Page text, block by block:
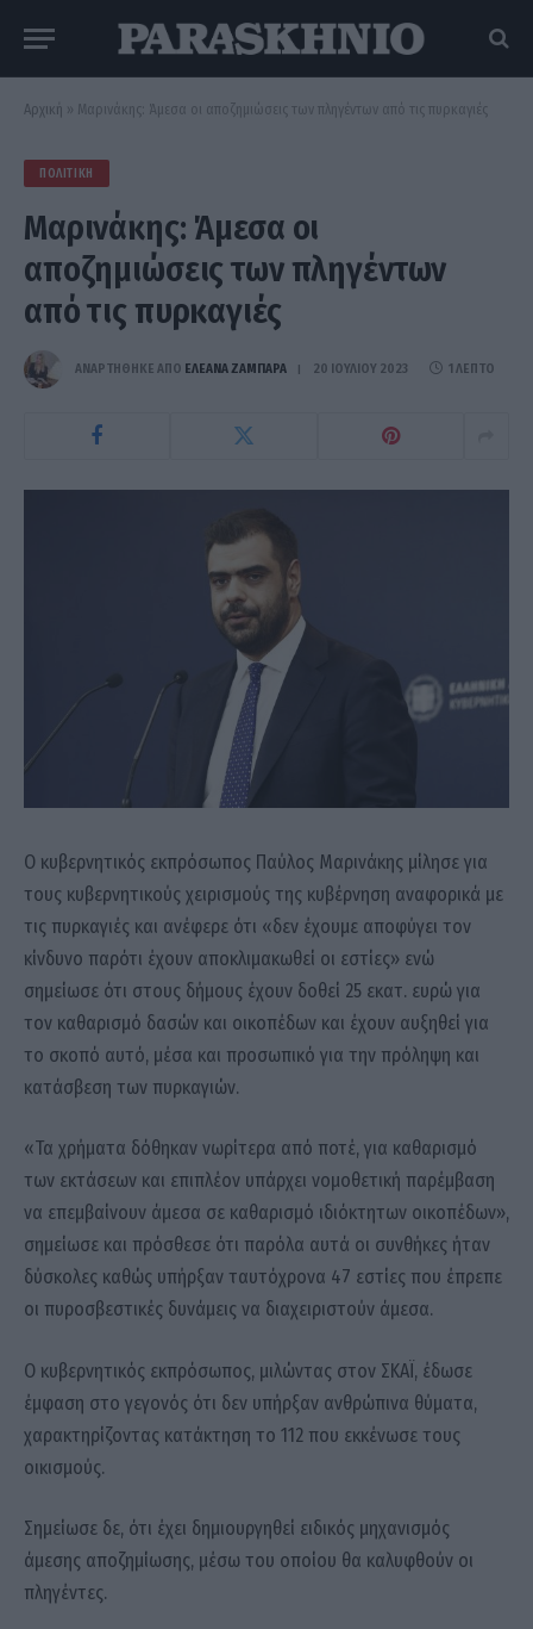
Αρχική » Μαρινάκης: Άμεσα οι αποζημιώσεις των πληγέντων από τις πυρκαγιές
ΠΟΛΙΤΙΚΉ
Μαρινάκης: Άμεσα οι
αποζημιώσεις των πληγέντων
από τις πυρκαγιές
ΑΝΑΡΤΗΘΗΚΕ ΑΠΟ ΕΛΕΑΝΑ ΖΑΜΠΑΡΑ 20 ΙΟΥΛΊΟΥ 2023 1 ΛΕΠΤΌ
Ο κυβερνητικός εκπρόσωπος Παύλος Μαρινάκης μίλησε για
τους κυβερνητικούς χειρισμούς της κυβέρνηση αναφορικά με
τις πυρκαγιές και ανέφερε ότι «δεν έχουμε αποφύγει τον
κίνδυνο παρότι έχουν αποκλιμακωθεί οι εστίες» ενώ
σημείωσε ότι στους δήμους έχουν δοθεί 25 εκατ. ευρώ για
τον καθαρισμό δασών και οικοπέδων και έχουν αυξηθεί για
το σκοπό αυτό, μέσα και προσωπικό για την πρόληψη και
κατάσβεση των πυρκαγιών.
«Τα χρήματα δόθηκαν νωρίτερα από ποτέ, για καθαρισμό
των εκτάσεων και επιπλέον υπάρχει νομοθετική παρέμβαση
να επεμβαίνουν άμεσα σε καθαρισμό ιδιόκτητων οικοπέδων»,
σημείωσε και πρόσθεσε ότι παρόλα αυτά οι συνθήκες ήταν
δύσκολες καθώς υπήρξαν ταυτόχρονα 47 εστίες που έπρεπε
οι πυροσβεστικές δυνάμεις να διαχειριστούν άμεσα.
Ο κυβερνητικός εκπρόσωπος, μιλώντας στον ΣΚΑΪ, έδωσε
έμφαση στο γεγονός ότι δεν υπήρξαν ανθρώπινα θύματα,
χαρακτηρίζοντας κατάκτηση το 112 που εκκένωσε τους
οικισμούς.
Σημείωσε δε, ότι έχει δημιουργηθεί ειδικός μηχανισμός
άμεσης αποζημίωσης, μέσω του οποίου θα καλυφθούν οι
πληγέντες.